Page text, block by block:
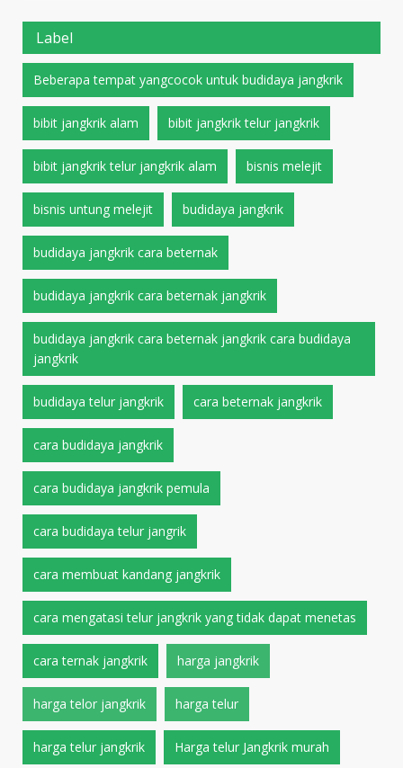
Label
Beberapa tempat yangcocok untuk budidaya jangkrik
bibit jangkrik alam bibit jangkrik telur jangkrik
bibit jangkrik telur jangkrik alam bisnis melejit
bisnis untung melejit budidaya jangkrik
budidaya jangkrik cara beternak
budidaya jangkrik cara beternak jangkrik
budidaya jangkrik cara beternak jangkrik cara budidaya
jangkrik
budidaya telur jangkrik cara beternak jangkrik
cara budidaya jangkrik
cara budidaya jangkrik pemula
cara budidaya telur jangrik
cara membuat kandang jangkrik
cara mengatasi telur jangkrik yang tidak dapat menetas
cara ternak jangkrik harga jangkrik
harga telor jangkrik harga telur
harga telur jangkrik Harga telur Jangkrik murah